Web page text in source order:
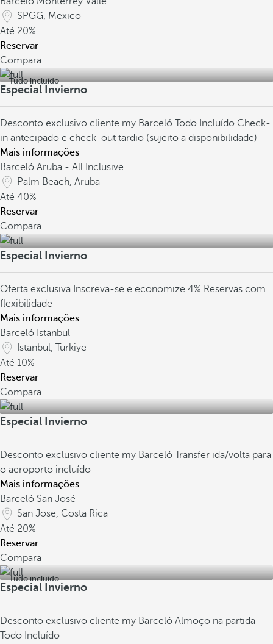
SPGG, Mexico
Até 20%
Reservar
Compara
Tudo incluído
Especial Invierno
Desconto exclusivo cliente my Barceló Todo Incluído Check-
in antecipado e check-out tardio (sujeito a disponibilidade)
Mais informações
Barceló Aruba - All Inclusive
Palm Beach, Aruba
Até 40%
Reservar
Compara
Especial Invierno
Oferta exclusiva Inscreva-se e economize 4% Reservas com
flexibilidade
Mais informações
Barceló Istanbul
Istanbul, Turkiye
Até 10%
Reservar
Compara
Especial Invierno
Desconto exclusivo cliente my Barceló Transfer ida/volta para
o aeroporto incluído
Mais informações
Barceló San José
San Jose, Costa Rica
Até 20%
Reservar
Compara
Tudo incluído
Especial Invierno
Desconto exclusivo cliente my Barceló Almoço na partida
Todo Incluído